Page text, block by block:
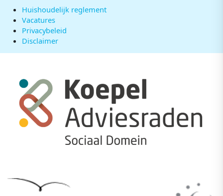
Huishoudelijk reglement
Vacatures
Privacybeleid
Disclaimer